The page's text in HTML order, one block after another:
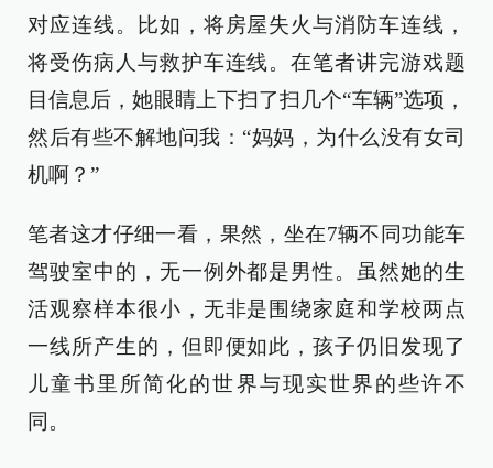
对应连线。比如，将房屋失火与消防车连线，
将受伤病人与救护车连线。在笔者讲完游戏题
目信息后，她眼睛上下扫了扫几个“车辆”选项，
然后有些不解地问我：“妈妈，为什么没有女司
机啊？”
笔者这才仔细一看，果然，坐在7辆不同功能车
驾驶室中的，无一例外都是男性。虽然她的生
活观察样本很小，无非是围绕家庭和学校两点
一线所产生的，但即便如此，孩子仍旧发现了
儿童书里所简化的世界与现实世界的些许不
同。